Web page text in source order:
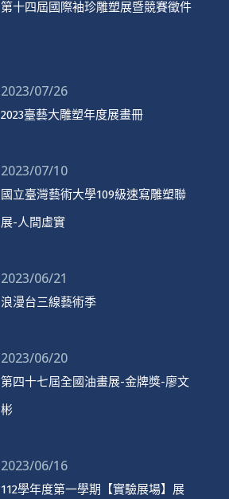
第十四屆國際袖珍雕塑展暨競賽徵件
2023/07/26
2023臺藝大雕塑年度展畫冊
2023/07/10
國立臺灣藝術大學109級速寫雕塑聯
展-人間虛實
2023/06/21
浪漫台三線藝術季
2023/06/20
第四十七屆全國油畫展-金牌獎-廖文
彬
2023/06/16
112學年度第一學期【實驗展場】展